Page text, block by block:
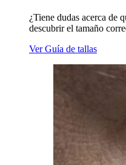
¿Tiene dudas acerca de
descubrir el tamaño
Ver Guía de tallas